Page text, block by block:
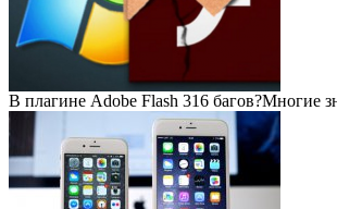
В плагине Adobe Flash 316 багов?Многие